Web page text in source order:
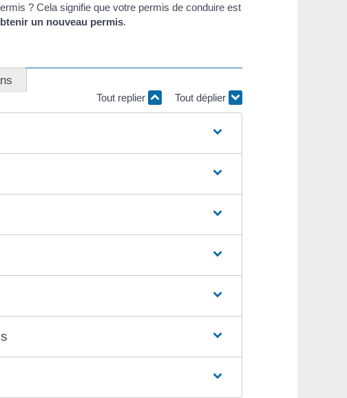
? Cela signifie que votre permis de conduire est
un nouveau permis.
Tout replier Tout déplier